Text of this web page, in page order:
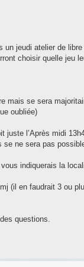
jeudi atelier de
choisir quelle jeu
mais se sera
oubliée)
l’Après midi
ne sera pas
indiquerais la
(il en faudrait 3 ou
questions.